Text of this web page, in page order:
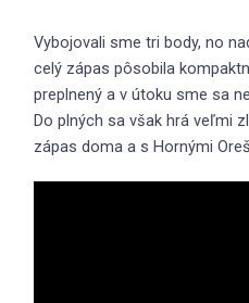
Vybojovali sme tri body, no
celý zápas pôsobila
preplnený a v útoku sme sa
Do plných sa však hrá veľmi
zápas doma a s Hornými